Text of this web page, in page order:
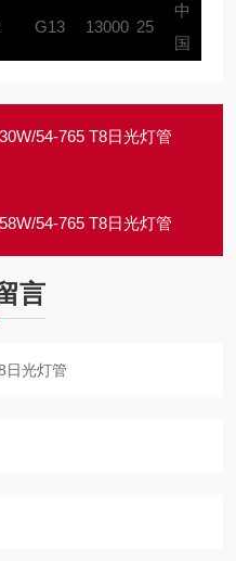
G13 13000 25
中
国
54-765 T8日光灯管
54-765 T8日光灯管
言